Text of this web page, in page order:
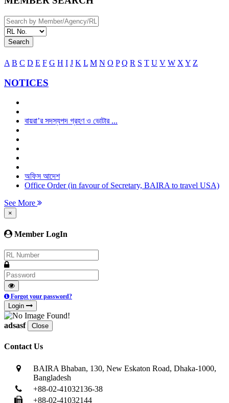
Search
A B C D E F G H I J K L M N O P Q R S T U V W X Y Z
NOTICES
বায়রা’র সদস্যপদ গ্রহণ ও ভোটার ...
অফিস আদেশ
Office Order (in favour of Secretary, BAIRA to travel USA)
See More
×
Member LogIn
Forgot your password?
Login
adsasf Close
Contact Us
BAIRA Bhaban, 130, New Eskaton Road, Dhaka-1000,
Bangladesh
+88-02-41032136-38
+88-02-41032144